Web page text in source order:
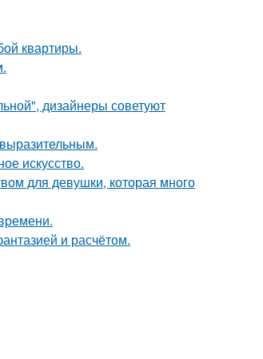
квартиры.
дизайнеры советуют
искусство.
для девушки, которая много
и расчётом.